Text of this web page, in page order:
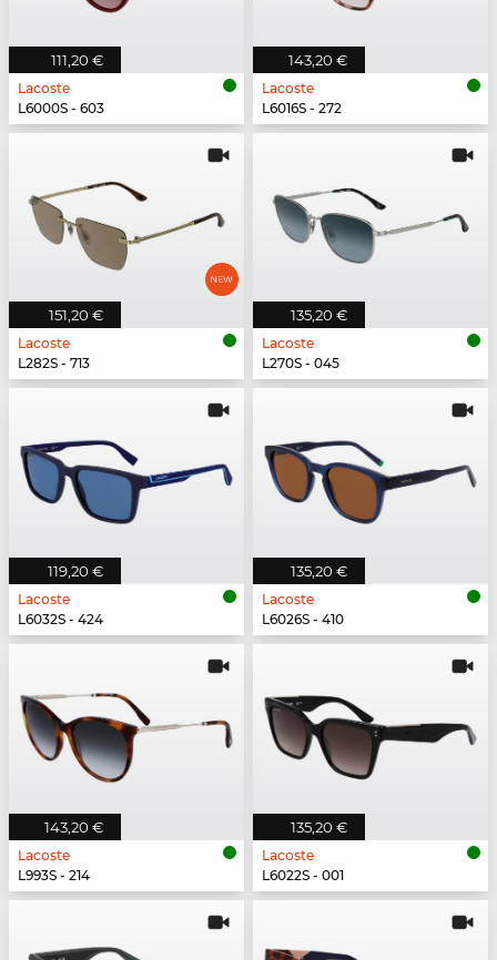
111,20 €
Lacoste
L6000S - 603
143,20 €
Lacoste
L6016S - 272
151,20 €
Lacoste
L282S - 713
135,20 €
Lacoste
L270S - 045
119,20 €
Lacoste
L6032S - 424
135,20 €
Lacoste
L6026S - 410
143,20 €
Lacoste
L993S - 214
135,20 €
Lacoste
L6022S - 001